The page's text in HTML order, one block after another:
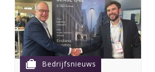
cases Bedrijfsnieuws